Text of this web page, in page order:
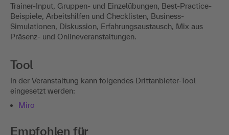
Trainer-Input, Gruppen- und Einzelübungen, Best-Practice-
Beispiele, Arbeitshilfen und Checklisten, Business-
Simulationen, Diskussion, Erfahrungsaustausch, Mix aus
Präsenz- und Onlineveranstaltungen.
Tool
In der Veranstaltung kann folgendes Drittanbieter-Tool
eingesetzt werden:
Miro
Empfohlen für